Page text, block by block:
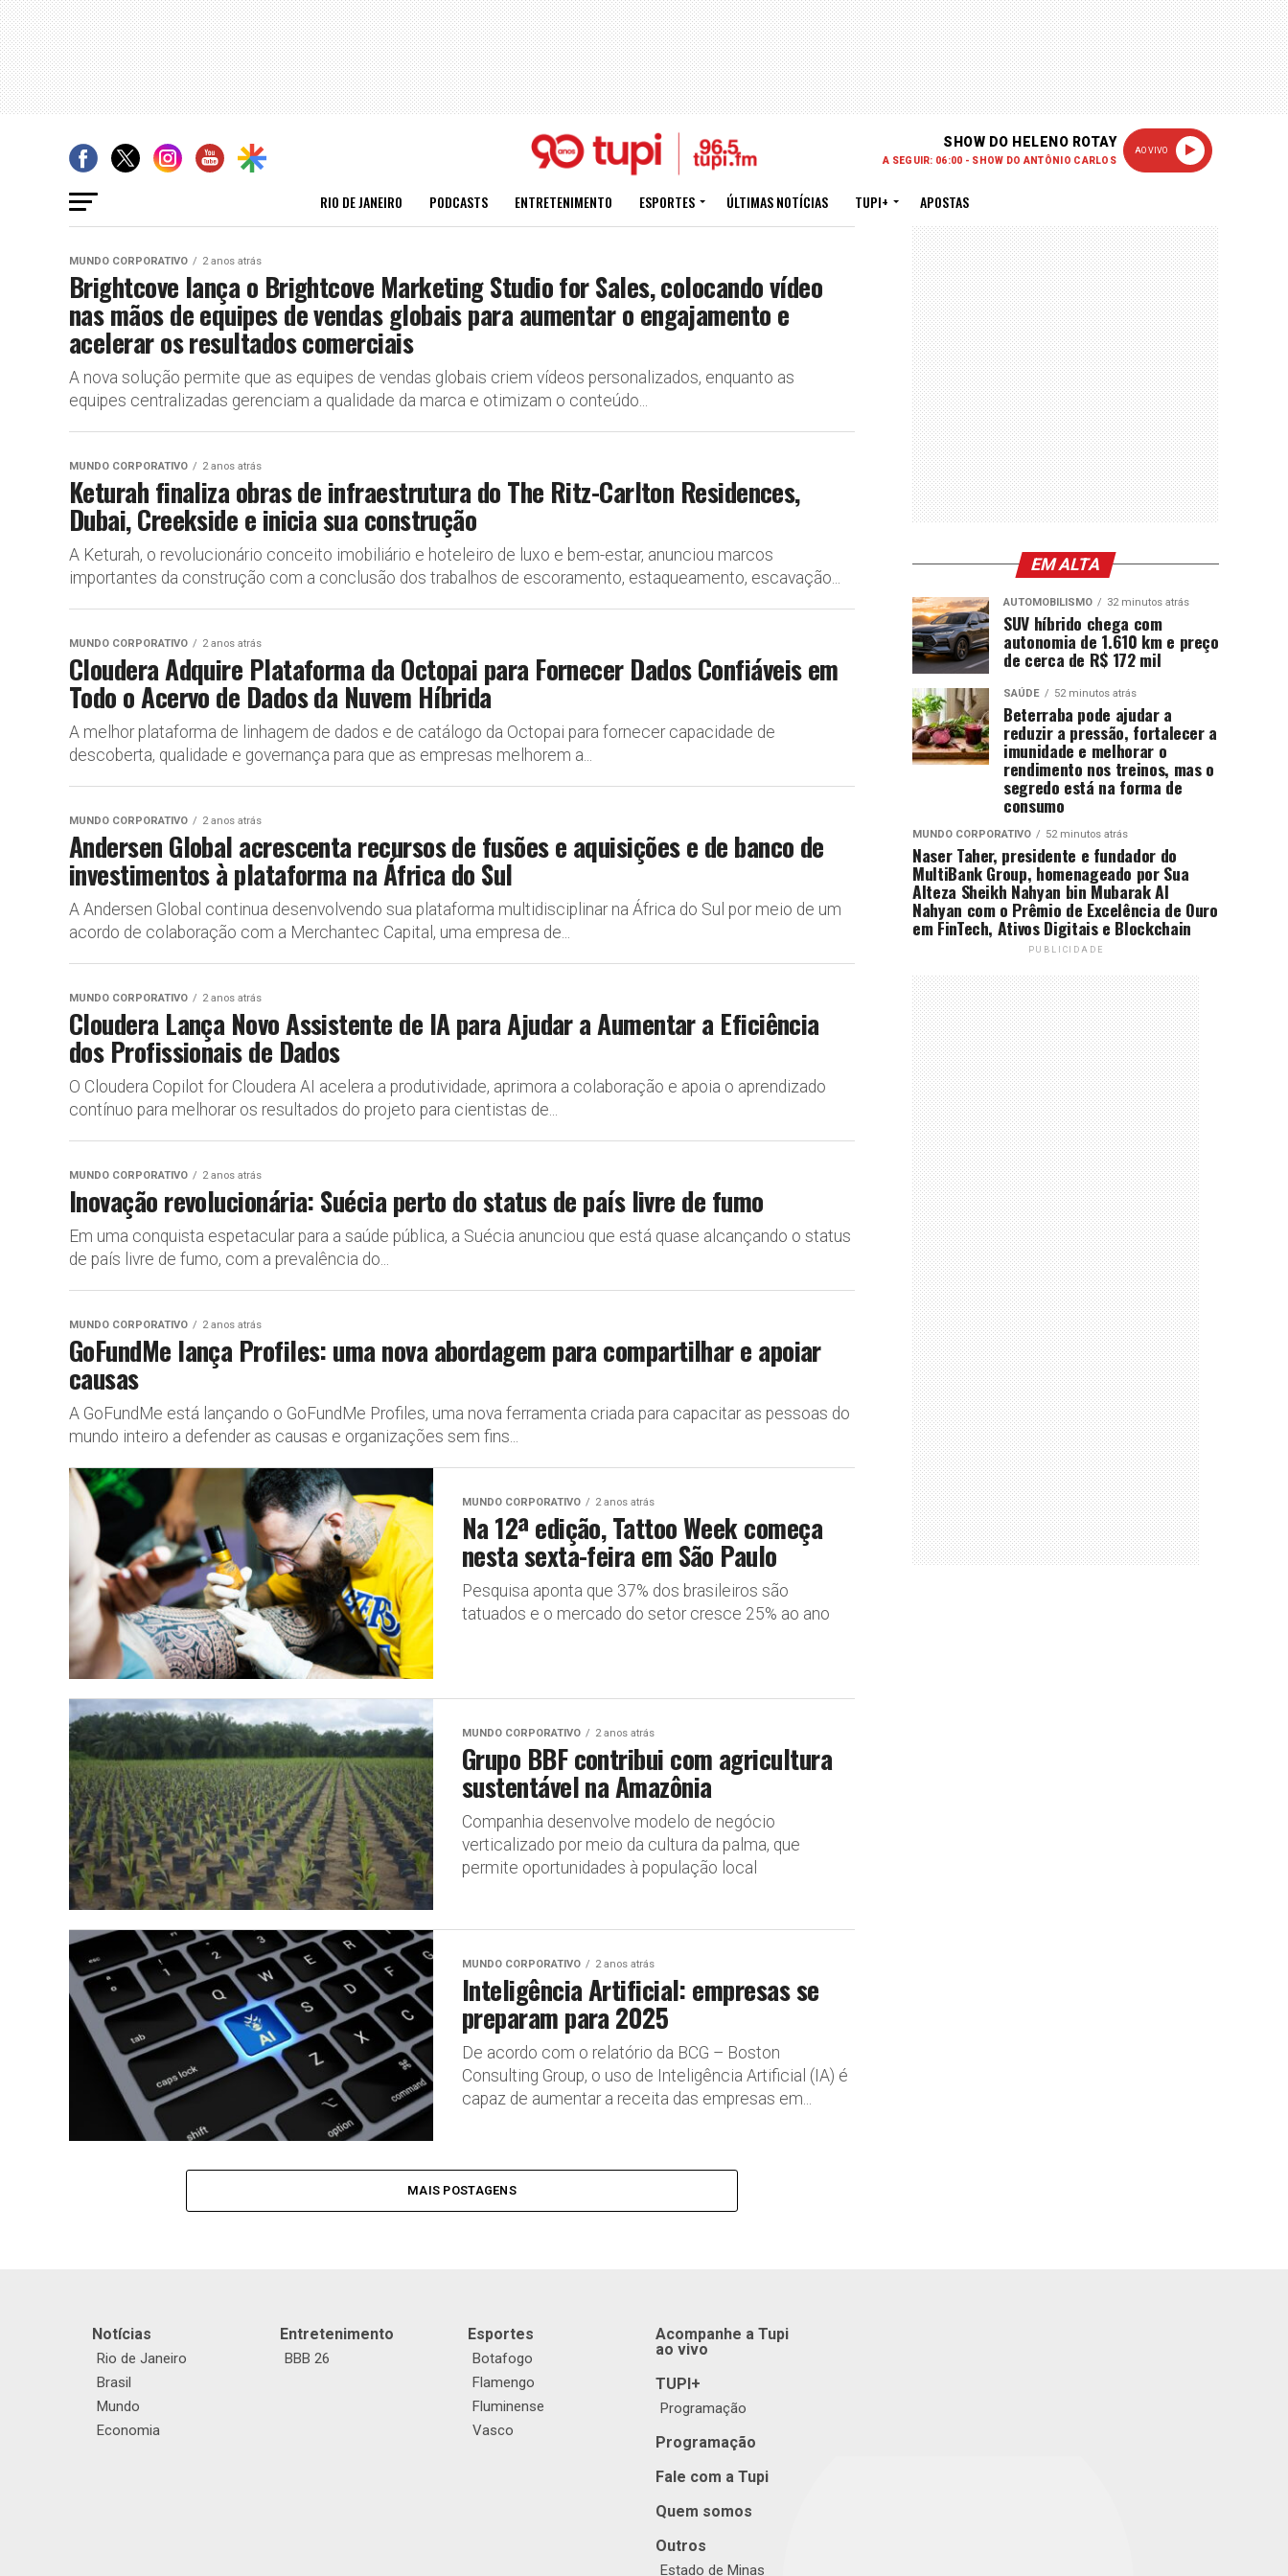
SHOW DO HELENO ROTAY
A SEGUIR: 06:00 - SHOW DO ANTÔNIO CARLOS
AO VIVO
RIO DE JANEIRO PODCASTS ENTRETENIMENTO ESPORTES ÚLTIMAS NOTÍCIAS TUPI+ APOSTAS
MUNDO CORPORATIVO 2 anos atrás
Brightcove lança o Brightcove Marketing Studio for Sales, colocando vídeo
nas mãos de equipes de vendas globais para aumentar o engajamento e
acelerar os resultados comerciais
A nova solução permite que as equipes de vendas globais criem vídeos personalizados, enquanto as
equipes centralizadas gerenciam a qualidade da marca e otimizam o conteúdo...
MUNDO CORPORATIVO 2 anos atrás
Keturah finaliza obras de infraestrutura do The Ritz-Carlton Residences,
Dubai, Creekside e inicia sua construção
A Keturah, o revolucionário conceito imobiliário e hoteleiro de luxo e bem-estar, anunciou marcos
importantes da construção com a conclusão dos trabalhos de escoramento, estaqueamento, escavação...
MUNDO CORPORATIVO 2 anos atrás
Cloudera Adquire Plataforma da Octopai para Fornecer Dados Confiáveis em
Todo o Acervo de Dados da Nuvem Híbrida
A melhor plataforma de linhagem de dados e de catálogo da Octopai para fornecer capacidade de
descoberta, qualidade e governança para que as empresas melhorem a...
MUNDO CORPORATIVO 2 anos atrás
Andersen Global acrescenta recursos de fusões e aquisições e de banco de
investimentos à plataforma na África do Sul
A Andersen Global continua desenvolvendo sua plataforma multidisciplinar na África do Sul por meio de um
acordo de colaboração com a Merchantec Capital, uma empresa de...
MUNDO CORPORATIVO 2 anos atrás
Cloudera Lança Novo Assistente de IA para Ajudar a Aumentar a Eficiência
dos Profissionais de Dados
O Cloudera Copilot for Cloudera AI acelera a produtividade, aprimora a colaboração e apoia o aprendizado
contínuo para melhorar os resultados do projeto para cientistas de...
MUNDO CORPORATIVO 2 anos atrás
Inovação revolucionária: Suécia perto do status de país livre de fumo
Em uma conquista espetacular para a saúde pública, a Suécia anunciou que está quase alcançando o status
de país livre de fumo, com a prevalência do...
MUNDO CORPORATIVO 2 anos atrás
GoFundMe lança Profiles: uma nova abordagem para compartilhar e apoiar
causas
A GoFundMe está lançando o GoFundMe Profiles, uma nova ferramenta criada para capacitar as pessoas do
mundo inteiro a defender as causas e organizações sem fins...
MUNDO CORPORATIVO 2 anos atrás
Na 12ª edição, Tattoo Week começa
nesta sexta-feira em São Paulo
Pesquisa aponta que 37% dos brasileiros são
tatuados e o mercado do setor cresce 25% ao ano
MUNDO CORPORATIVO 2 anos atrás
Grupo BBF contribui com agricultura
sustentável na Amazônia
Companhia desenvolve modelo de negócio
verticalizado por meio da cultura da palma, que
permite oportunidades à população local
MUNDO CORPORATIVO 2 anos atrás
Inteligência Artificial: empresas se
preparam para 2025
De acordo com o relatório da BCG – Boston
Consulting Group, o uso de Inteligência Artificial (IA) é
capaz de aumentar a receita das empresas em...
MAIS POSTAGENS
EM ALTA
AUTOMOBILISMO 32 minutos atrás
SUV híbrido chega com
autonomia de 1.610 km e preço
de cerca de R$ 172 mil
SAÚDE 52 minutos atrás
Beterraba pode ajudar a
reduzir a pressão, fortalecer a
imunidade e melhorar o
rendimento nos treinos, mas o
segredo está na forma de
consumo
MUNDO CORPORATIVO 52 minutos atrás
Naser Taher, presidente e fundador do
MultiBank Group, homenageado por Sua
Alteza Sheikh Nahyan bin Mubarak Al
Nahyan com o Prêmio de Excelência de Ouro
em FinTech, Ativos Digitais e Blockchain
PUBLICIDADE
Notícias
Rio de Janeiro
Brasil
Mundo
Economia
Entretenimento
BBB 26
Esportes
Botafogo
Flamengo
Fluminense
Vasco
Acompanhe a Tupi
ao vivo
TUPI+
Programação
Programação
Fale com a Tupi
Quem somos
Outros
Estado de Minas